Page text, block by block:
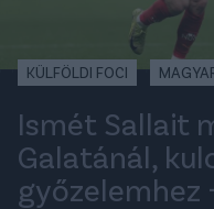
KÜLFÖLDI FOCI
Ismét Sallait
Galatánál,
győzelemhez